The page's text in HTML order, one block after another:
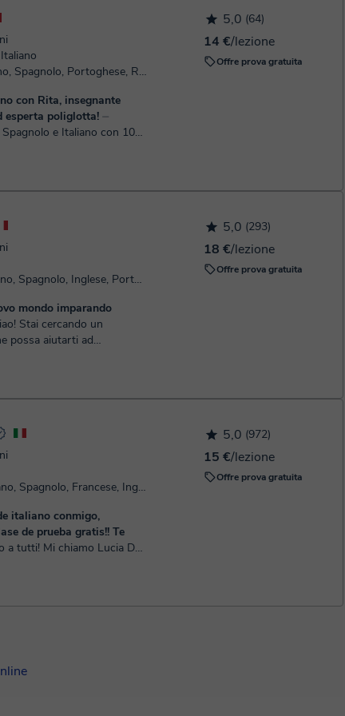
riceverai un email di conferma della prenotazione.
5,0 (64)
14 €/lezione
Offre prova gratuita
Parla: Italiano, Spagnolo, Portoghese, Russo, Inglese, Francese
con Rita, insegnante
esperta poliglotta! ⏤
e Italiano con 10
Preparazione CILS,
Compiti Ciao! Sono
5,0 (293)
18 €/lezione
Offre prova gratuita
Parla: Italiano, Spagnolo, Inglese, Portoghese
mondo imparando
possa aiutarti ad
lingua italiana?
Dopo aver
5,0 (972)
15 €/lezione
Offre prova gratuita
Parla: Italiano, Spagnolo, Francese, Inglese
italiano conmigo,
de prueba gratis!! Te
insegnante di italiano in
avventura di